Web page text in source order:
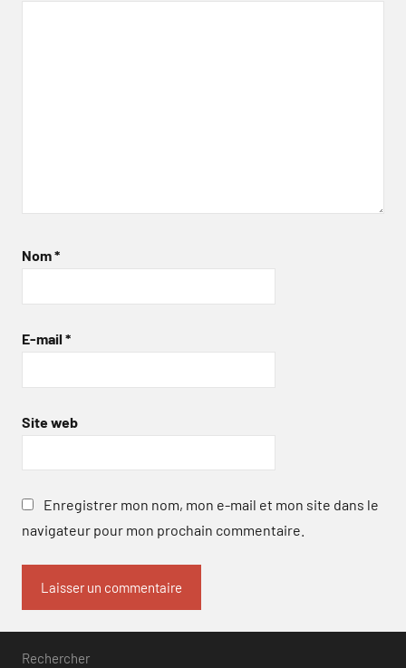
Nom*
E-mail *
Site web
Enregistrer mon nom, mon e-mail et mon site dans le
navigateur pour mon prochain commentaire.
Rechercher